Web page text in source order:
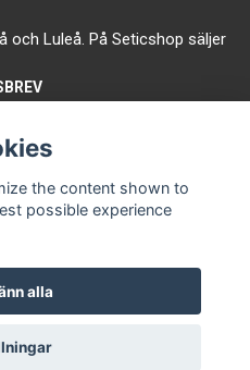
och Luleå. På Seticshop säljer
Skincare
the content shown to
possible experience
alla